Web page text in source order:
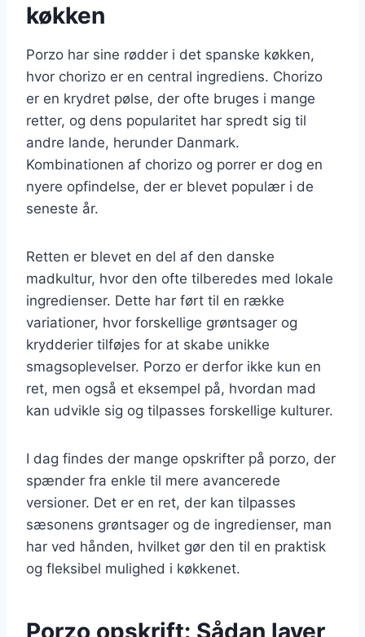
køkken
Porzo har sine rødder i det spanske køkken,
hvor chorizo er en central ingrediens. Chorizo
er en krydret pølse, der ofte bruges i mange
retter, og dens popularitet har spredt sig til
andre lande, herunder Danmark.
Kombinationen af chorizo og porrer er dog en
nyere opfindelse, der er blevet populær i de
seneste år.
Retten er blevet en del af den danske
madkultur, hvor den ofte tilberedes med lokale
ingredienser. Dette har ført til en række
variationer, hvor forskellige grøntsager og
krydderier tilføjes for at skabe unikke
smagsoplevelser. Porzo er derfor ikke kun en
ret, men også et eksempel på, hvordan mad
kan udvikle sig og tilpasses forskellige kulturer.
I dag findes der mange opskrifter på porzo, der
spænder fra enkle til mere avancerede
versioner. Det er en ret, der kan tilpasses
sæsonens grøntsager og de ingredienser, man
har ved hånden, hvilket gør den til en praktisk
og fleksibel mulighed i køkkenet.
Porzo opskrift: Sådan laver